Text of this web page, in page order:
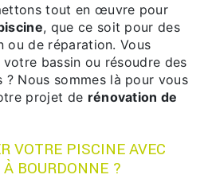
tout en œuvre pour
, que ce soit pour des
ou de réparation. Vous
bassin ou résoudre des
? Nous sommes là pour vous
projet de rénovation de
VOTRE PISCINE AVEC
BOURDONNE ?